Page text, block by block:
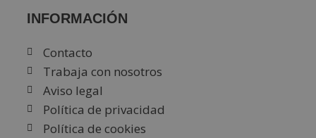
INFORMACIÓN
Contacto
Trabaja con nosotros
Aviso legal
Política de privacidad
Política de cookies